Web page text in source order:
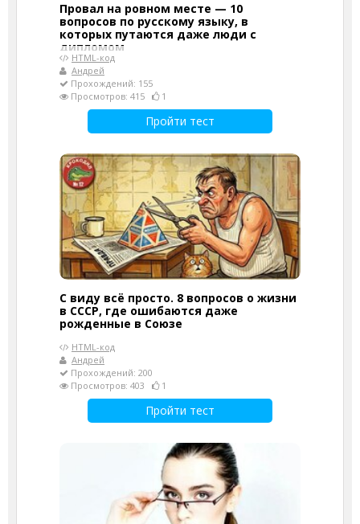
Провал на ровном месте — 10
вопросов по русскому языку, в
которых путаются даже люди с
дипломом
HTML-код
Андрей
Прохождений: 155
Просмотров: 415
1
Пройти тест
С виду всё просто. 8 вопросов о жизни
в СССР, где ошибаются даже
рожденные в Союзе
HTML-код
Андрей
Прохождений: 200
Просмотров: 403
1
Пройти тест